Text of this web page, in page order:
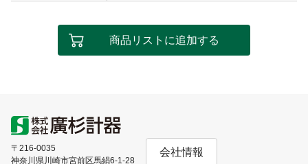
商品リストに追加する
〒216-0035
神奈川県川崎市宮前区馬絹6-1-28
会社情報